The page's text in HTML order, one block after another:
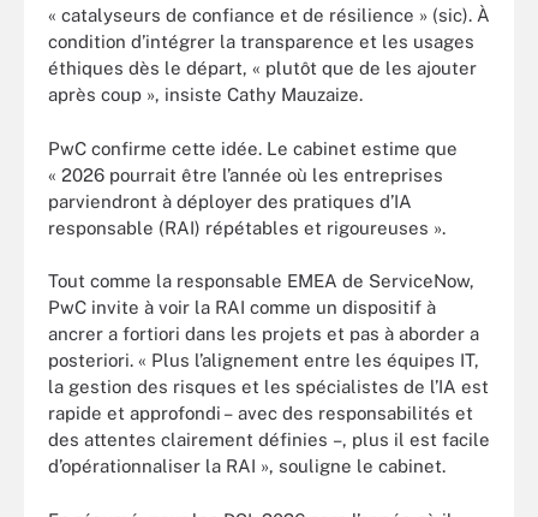
« catalyseurs de confiance et de résilience » (sic). À
condition d’intégrer la transparence et les usages
éthiques dès le départ, « plutôt que de les ajouter
après coup », insiste Cathy Mauzaize.
PwC confirme cette idée. Le cabinet estime que
« 2026 pourrait être l’année où les entreprises
parviendront à déployer des pratiques d’IA
responsable (RAI) répétables et rigoureuses ».
Tout comme la responsable EMEA de ServiceNow,
PwC invite à voir la RAI comme un dispositif à
ancrer a fortiori dans les projets et pas à aborder a
posteriori. « Plus l’alignement entre les équipes IT,
la gestion des risques et les spécialistes de l’IA est
rapide et approfondi – avec des responsabilités et
des attentes clairement définies –, plus il est facile
d’opérationnaliser la RAI », souligne le cabinet.